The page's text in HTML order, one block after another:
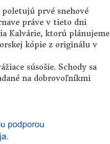
prvé snehové
práve v tieto dni
Kalvárie, ktorú plánujeme
kópie z originálu v
súsošie. Schody sa
na dobrovoľníkmi